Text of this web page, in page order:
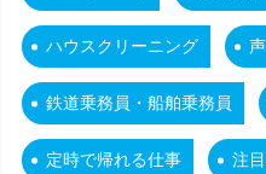
ハウスクリーニング
鉄道乗務員・船舶乗務員
定時で帰れる仕事 注